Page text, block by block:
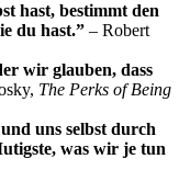
hast, bestimmt den
du hast.” – Robert
wir glauben, dass
The Perks of Being
uns selbst durch
was wir je tun